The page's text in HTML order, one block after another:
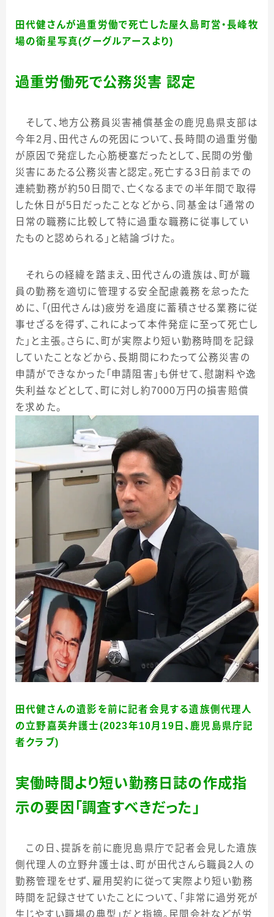
田代健さんが過重労働で死亡した屋久島町営・長峰牧
場の衛星写真(グーグルアースより)
過重労働死で公務災害 認定
そして、地方公務員災害補償基金の鹿児島県支部は
今年2 月、田代さんの死因について、長時間の過重労働
が原因で発症した心筋梗塞だったとして、民間の労働
災害にあたる公務災害と認定。死亡する3 日前までの
連続勤務が約50 日間で、亡くなるまでの半年間で取得
した休日が5 日だったことなどから、同基金は「通常の
日常の職務に比較して特に過重な職務に従事してい
たものと認められる」と結論づけた。
それらの経緯を踏まえ、田代さんの遺族は、町が職
員の勤務を適切に管理する安全配慮義務を怠ったた
めに、「 (田代さんは)疲労を過度に蓄積させる業務に従
事せざるを得ず、これによって本件発症に至って死亡し
た」と主張。さらに、町が実際より短い勤務時間を記録
していたことなどから、長期間にわたって公務災害の
申請ができなかった「申請阻害」も併せて、慰謝料や逸
失利益などとして、町に対し約7000万円の損害賠償
を求めた。
田代健さんの遺影を前に記者会見する遺族側代理人
の立野嘉英弁護士(2023年10月19日、鹿児島県庁記
者クラブ)
実働時間より短い勤務日誌の作成指
示の要因「調査すべきだった」
この日、提訴を前に鹿児島県庁で記者会見した遺族
側代理人の立野弁護士は、町が田代さんら職員2人の
勤務管理をせず、雇用契約に従って実際より短い勤務
時間を記録させていたことについて、「非常に過労死が
生じやすい職場の典型」だと指摘。民間会社などが労